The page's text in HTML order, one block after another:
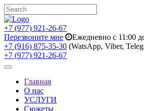
+7 (977) 921-26-67
Перезвоните мне
Ежедневно с 11:00
+7 (916) 875-35-30 (WatsApp, Viber,
+7 (977) 921-26-67
Toggle
navigationГлавная
О нас
УСЛУГИ
Сюжеты